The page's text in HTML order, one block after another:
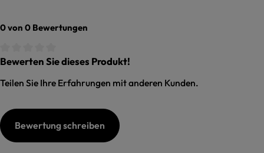
0 von 0 Bewertungen
Durchschnittliche Bewertung von 0 von 5 Sternen
Bewerten Sie dieses Produkt!
Teilen Sie Ihre Erfahrungen mit anderen Kunden.
Bewertung schreiben